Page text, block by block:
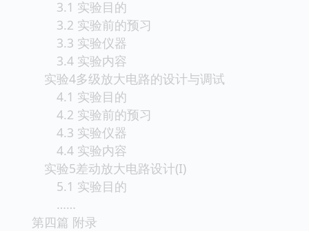
3.1 实验目的
3.2 实验前的预习
3.3 实验仪器
3.4 实验内容
实验4多级放大电路的设计与调试
4.1 实验目的
4.2 实验前的预习
4.3 实验仪器
4.4 实验内容
实验5差动放大电路设计(I)
5.1 实验目的
……
第四篇 附录